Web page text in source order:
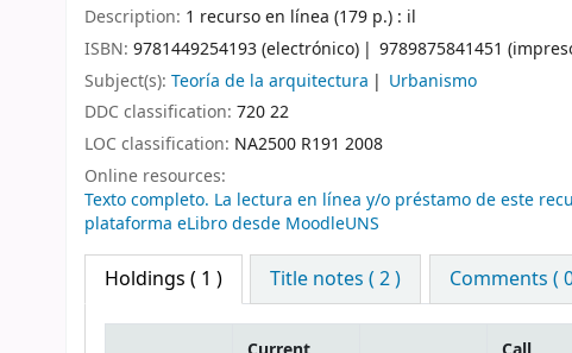
Description: 1 recurso en línea (179 p.) : il
ISBN: 9781449254193 (electrónico)
9789875841451
Subject(s): Teoría de la arquitectura
Urbanismo
DDC classification: 720 22
LOC classification: NA2500 R191 2008
Online resources:
Texto completo. La lectura en línea y/o préstamo de este
plataforma eLibro desde MoodleUNS
Holdings ( 1 ) Title notes ( 2 ) Comments (